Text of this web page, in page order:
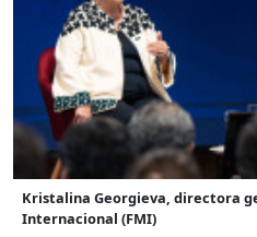
Kristalina Georgieva, directora
Internacional (FMI)